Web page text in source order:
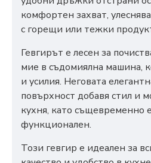
комфортен захват,
с горещи или тежки
Гевгирът е лесен за
мие в съдомиялна машина,
и усилия. Неговата
повърхност добавя стил и
кухня, като същевременно
функционален.
Този гевгир е идеален за